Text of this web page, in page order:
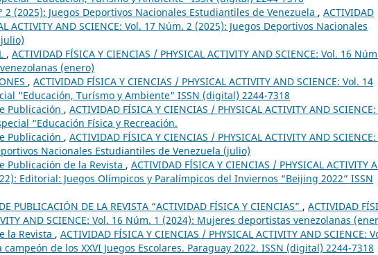
2 (2025): Juegos Deportivos Nacionales Estudiantiles de Venezuela , ACTIVIDAD
ACTIVITY AND SCIENCE: Vol. 17 Núm. 2 (2025): Juegos Deportivos Nacionales
, ACTIVIDAD FÍSICA Y CIENCIAS / PHYSICAL ACTIVITY AND SCIENCE: Vol. 16
(enero)
, ACTIVIDAD FÍSICA Y CIENCIAS / PHYSICAL ACTIVITY AND SCIENCE: Vol. 14
"Educación, Turísmo y Ambiente" ISSN (digital) 2244-7318
Publicación , ACTIVIDAD FÍSICA Y CIENCIAS / PHYSICAL ACTIVITY AND
“Educación Física y Recreación.
Publicación , ACTIVIDAD FÍSICA Y CIENCIAS / PHYSICAL ACTIVITY AND
Nacionales Estudiantiles de Venezuela (julio)
Publicación de la Revista , ACTIVIDAD FÍSICA Y CIENCIAS / PHYSICAL ACTIVITY
Editorial: Juegos Olímpicos y Paralímpicos del Inviernos “Beijing 2022” ISSN
PUBLICACIÓN DE LA REVISTA “ACTIVIDAD FÍSICA Y CIENCIAS” , ACTIVIDAD
AND SCIENCE: Vol. 16 Núm. 1 (2024): Mujeres deportistas venezolanas
la Revista , ACTIVIDAD FÍSICA Y CIENCIAS / PHYSICAL ACTIVITY AND SCIENCE:
de los XXVI Juegos Escolares. Paraguay 2022. ISSN (digital) 2244-7318